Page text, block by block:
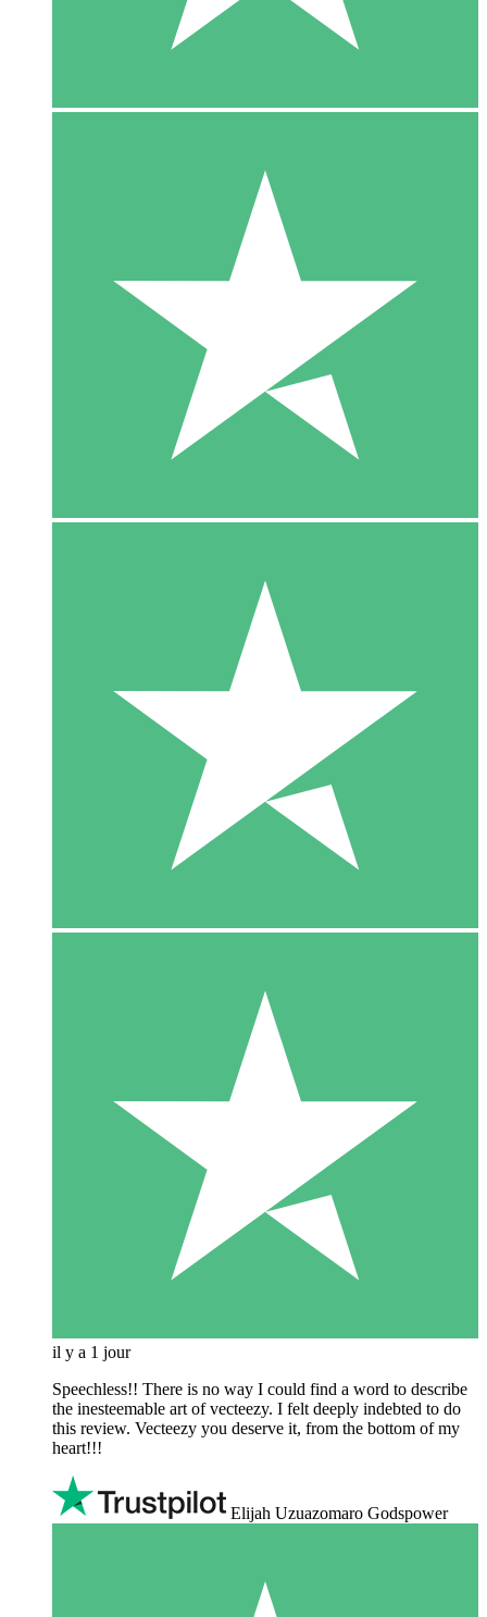
il y a 1 jour
Speechless!! There is no way I could find a word to describe
the inesteemable art of vecteezy. I felt deeply indebted to do
this review. Vecteezy you deserve it, from the bottom of my
heart!!!
Elijah Uzuazomaro Godspower